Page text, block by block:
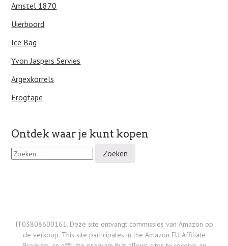
Amstel 1870
Uierboord
Ice Bag
Yvon Jaspers Servies
Argexkorrels
Frogtape
Ontdek waar je kunt kopen
Z
o
IT03808600161. Deze site ontvangt commissies van Amazon op
de verkoop. This site participates in the Amazon EU Affiliate